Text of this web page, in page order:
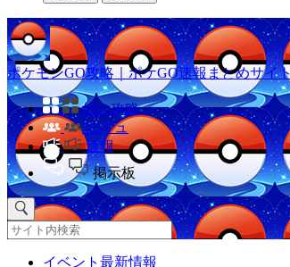
ポケモンGO攻略｜ポケGO速報まとめサイト
他の攻略
コミュ
速報
掲示板
イベント最新情報